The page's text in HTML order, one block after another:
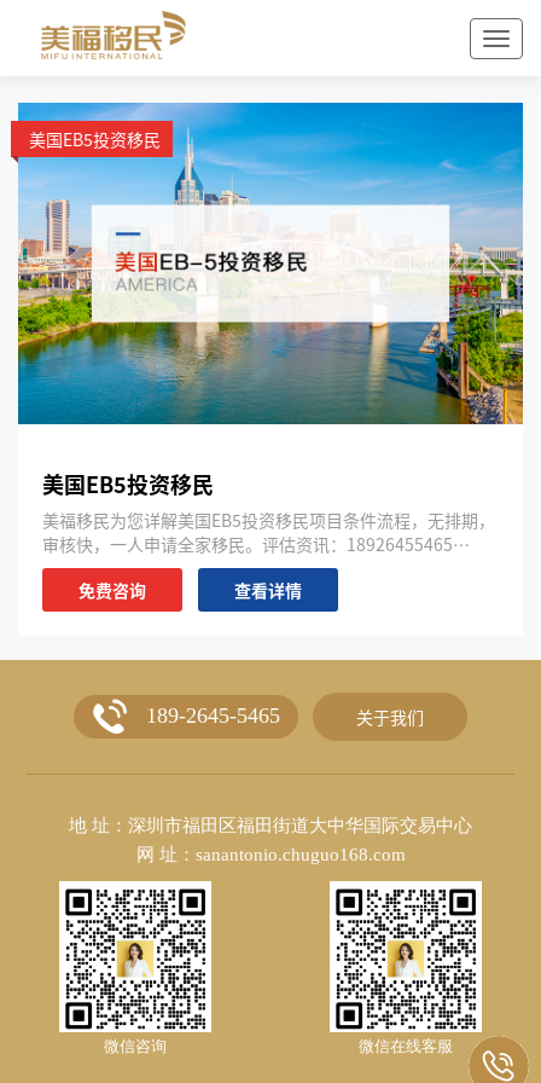
美国EB5投资移民
美国EB5投资移民
美福移民为您详解美国EB5投资移民项目条件流程，无排期，
审核快，一人申请全家移民。评估资讯：18926455465…
免费咨询
查看详情
189-2645-5465 关于我们
地 址：深圳市福田区福田街道大中华国际交易中心
网 址：sanantonio.chuguo168.com
微信咨询 微信在线客服